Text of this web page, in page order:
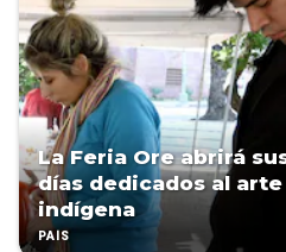
La Feria Ore abrirá
días dedicados al
indígena
PAÍS